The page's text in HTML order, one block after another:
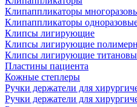
Клипаппликаторы
Клипаппликаторы
Клипсы лигирующие
Клипсы лигирующие
Клипсы лигирующие
Пластины пациента
Кожные степлеры
Ручки держатели для
Ручки держатели для